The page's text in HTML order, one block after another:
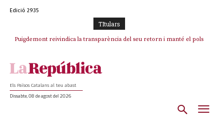
Edició 2935
TItulars
Puigdemont reivindica la transparència del seu retorn i manté el pols
Els Països Catalans al teu abast
Dissabte, 08 de agost del 2026